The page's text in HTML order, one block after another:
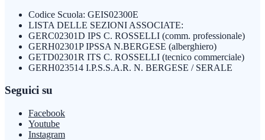
Codice Scuola: GEIS02300E
LISTA DELLE SEZIONI ASSOCIATE:
GERC02301D IPS C. ROSSELLI (comm. professionale)
GERH02301P IPSSA N.BERGESE (alberghiero)
GETD02301R ITS C. ROSSELLI (tecnico commerciale)
GERH023514 I.P.S.S.A.R. N. BERGESE / SERALE
Seguici su
Facebook
Youtube
Instagram